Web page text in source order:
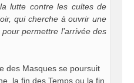
lutte contre les cultes de
qui cherche à ouvrir une
permettre l’arrivée des
des Masques se poursuit
la fin des Temps ou la fin